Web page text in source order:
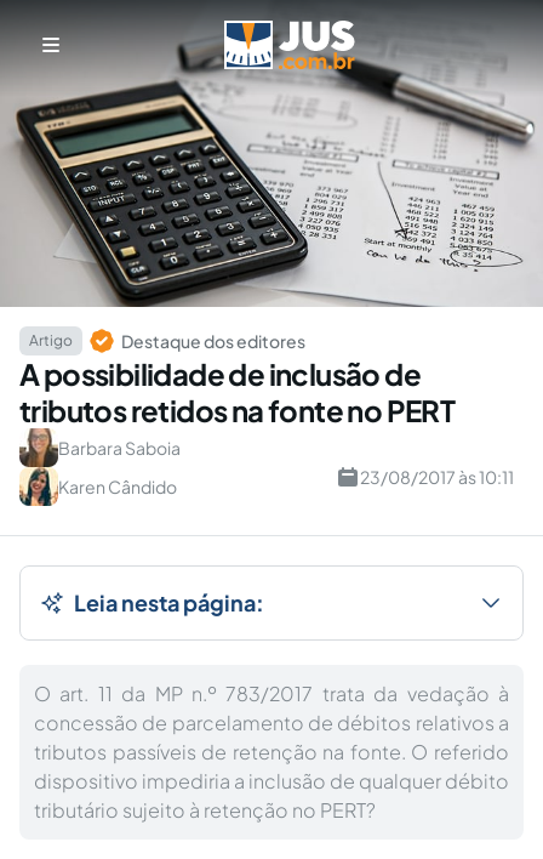
Artigo Destaque dos editores
A possibilidade de inclusão de
tributos retidos na fonte no PERT
Barbara Saboia
Karen Cândido
23/08/2017 às 10:11
Leia nesta página:
O art. 11 da MP n.º 783/2017 trata da vedação à
concessão de parcelamento de débitos relativos a
tributos passíveis de retenção na fonte. O referido
dispositivo impediria a inclusão de qualquer débito
tributário sujeito à retenção no PERT?